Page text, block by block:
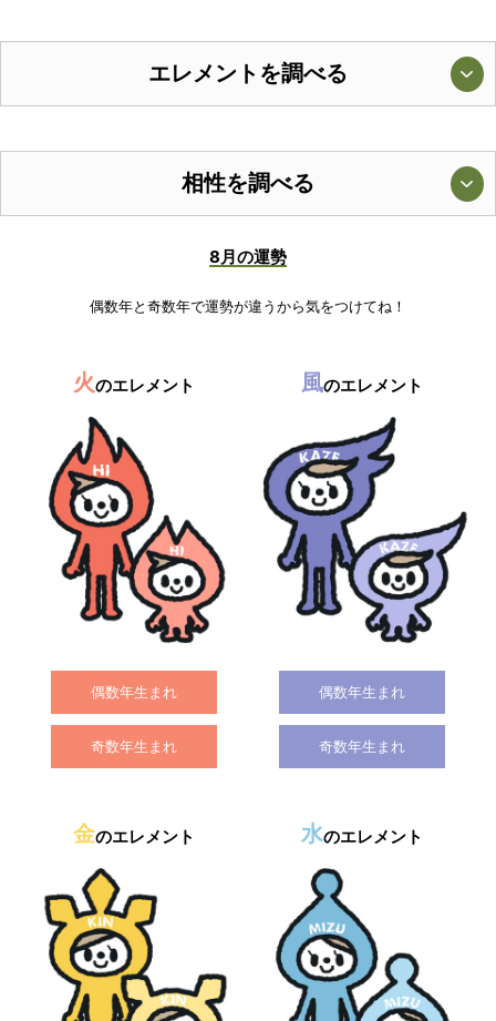
エレメントを調べる
相性を調べる
8月の運勢
偶数年と奇数年で運勢が違うから気をつけてね！
火のエレメント
偶数年生まれ
奇数年生まれ
風のエレメント
偶数年生まれ
奇数年生まれ
金のエレメント 水のエレメント